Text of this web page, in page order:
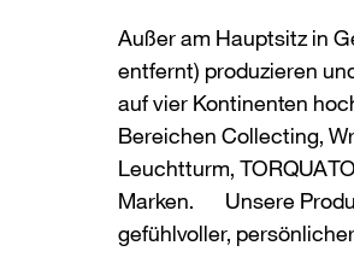
Außer am Hauptsitz in
entfernt) produzieren
auf vier Kontinenten
Bereichen Collecting,
Leuchtturm,
Marken. Unsere
gefühlvoller,